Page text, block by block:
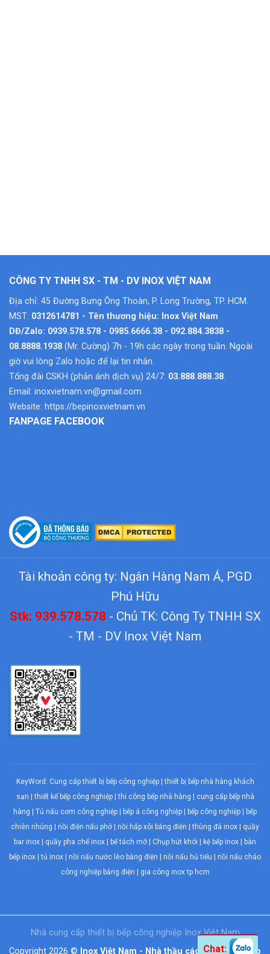
CÔNG TY TNHH SX - TM - DV INOX VIỆT NAM
Địa chỉ: 45 Đường Bưng Ông Thoàn, P. Long Trường, TP. HCM.
MST: 0312614781 - Tên thương hiệu: Inox Việt Nam
DĐ/Zalo: 0939.578.578 - 0985.6666.38 - 092.884.3838 -
08.8888.1938 (Mr. Cường) 7h - 19h các ngày trong tuần. Ngoài
giờ vui lòng Zalo hoặc để lại tin nhắn.
Tổng đài CSKH (phản ánh dịch vụ) 24/7: 03.888.888.38.
Email: inoxvietnam.vn@gmail.com
Website: https://bepinoxvietnam.vn
FANPAGE FACEBOOK
Tài khoản công ty: Ngân Hàng Nam Á, PGD
Phú Hữu
Stk: 939.578.578 - Chủ TK: Công Ty TNHH SX
- TM - DV Inox Việt Nam
KeyWord: Cung cấp thiết bị bếp công nghiệp|thiết bị bếp nhà hàng khách
sạn |thiết kế bếp công nghiệp|thi công bếp nhà hàng | cung cấp bếp nhà
hàng | Tủ nấu cơm công nghiệp | bếp á công nghiệp | bếp công nghiệp | bếp
chiên nhúng | nồi điện nấu phở | nồi hấp xôi bằng điện |thùng đá inox | quầy
bar inox | quầy pha chế inox | bể tách mỡ | Chụp hút khói | kệ bếp inox | bàn
bếp inox |tủ inox | nồi nấu nước lèo bằng điện | nồi nấu hủ tiếu | nồi nấu cháo
công nghiệp bằng điện | gia công inox tp hcm
Nhà cung cấp thiết bị bếp công nghiệp Inox Việt Nam
Copyright 2026 © Inox Việt Nam - Nhà thầu các hạng mục bếp
Chat: